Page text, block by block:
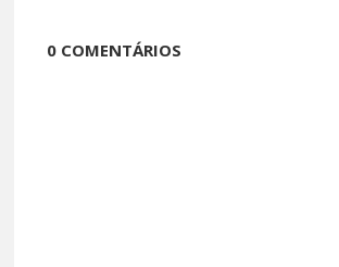
0 COMENTÁRIOS